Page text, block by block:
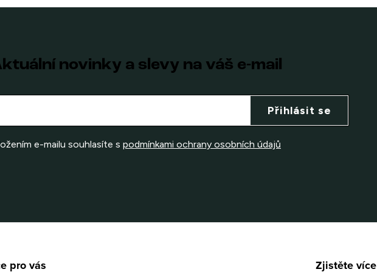
novinky a slevy na váš e-mail
e-mailu souhlasíte s podmínkami ochrany osobních údajů
Přihlásit se
pro vás Zjistěte více